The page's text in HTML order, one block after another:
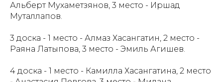
Альберт Мухаметзянов, 3 место - Иршад
Муталлапов.
3 доска - 1 место - Алмаз Хасангатин, 2 место -
Раяна Латыпова, 3 место - Эмиль Агишев.
4 доска - 1 место - Камилла Хасангатина, 2 место